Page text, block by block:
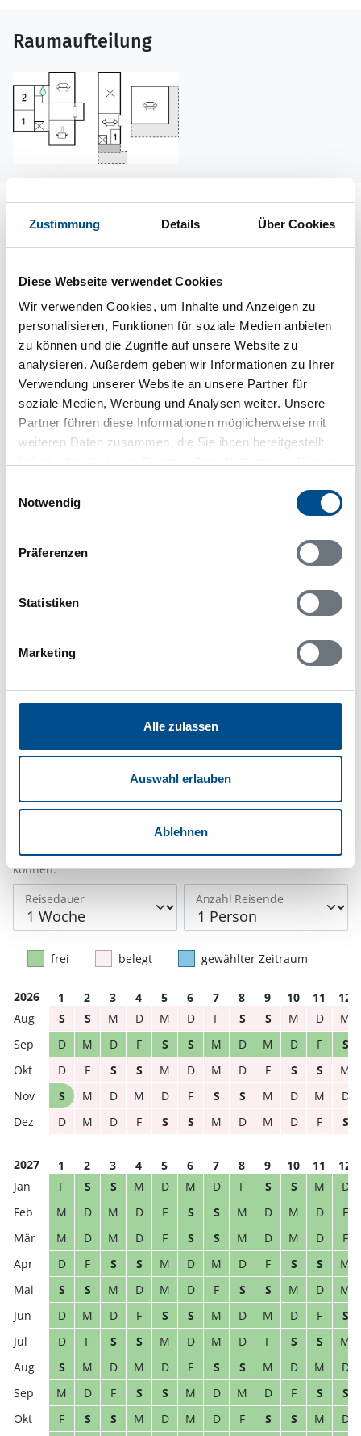
Zustimmung Details Über Cookies
Diese Webseite verwendet Cookies
Wir verwenden Cookies, um Inhalte und Anzeigen zu
personalisieren, Funktionen für soziale Medien anbieten
zu können und die Zugriffe auf unsere Website zu
analysieren. Außerdem geben wir Informationen zu Ihrer
Verwendung unserer Website an unsere Partner für
soziale Medien, Werbung und Analysen weiter. Unsere
Partner führen diese Informationen möglicherweise mit
weiteren Daten zusammen, die Sie ihnen bereitgestellt
Notwendig
Präferenzen
Statistiken
Marketing
Alle zulassen
Auswahl erlauben
Ablehnen
Raumaufteilung
Lageplan
Adresse
Ferienhaus S87036
826 77 Ljusne
In Ihrem Browser scheint ein
Skriptblocker/AdBlocker aktiviert zu sein!
Das Bereitstellen und Ausführen einiger
verhindert. Um die Funktionen nutzen zu können,
deaktivieren Sie bitte den Blocker für diese Seite
Nachdem Sie Ihre Erlaubnis gegeben
welche Funktionen genutzt werden sollen.
Reisedauer auswählen
Anreisetag im Belegungskalender anklicken
Sie bekommen Verfügbarkeit und Preis angezeigt
Reisedauer Anzahl Reisende
Reisezeitraumes auch Änderungen bei der
Hausbeschreibung und/oder der Ausstattung ergeben
können.
frei belegt gewählter Zeitraum
2026 1 2 3 4 5 6 7 8 9 10 11
12
S
S M D M D F S S M D
M
D
M D F S S M D M D F
S
D
F S S M D M D F S S
M
S
M D M D F S S M D M
D
D
M D F S S M D M D F S
2027 1 2 3 4 5 6 7 8 9 10 11
12
F
S S M D M D F S S M
D
M
D M D F S S M D M D
F
M
D M D F S S M D M D
F
D
F S S M D M D F S S
M
S
S M D M D F S S M D
M
D
M D F S S M D M D F
S
D
F S S M D M D F S S
M
S
M D M D F S S M D M
D
M
D F S S M D M D F S
S
F
S S M D M D F S S M D